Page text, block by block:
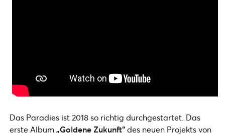
Das Paradies ist 2018 so richtig durchgestartet. Das
erste Album„Goldene Zukunft“des neuen Projekts von